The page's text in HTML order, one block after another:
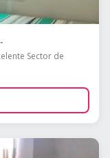
Sector de